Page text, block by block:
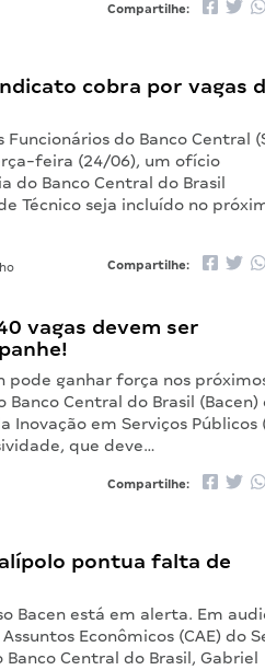
Compartilhe:
cobra por vagas
Funcionários do Banco Central
feira (24/06), um ofício
do Banco Central do Brasil
Técnico seja incluído no
Compartilhe:
vagas devem ser
pode ganhar força nos
Banco Central do Brasil (Bacen)
Inovação em Serviços Públicos
que deve…
Compartilhe:
pontua falta de
Bacen está em alerta. Em
Econômicos (CAE) do
Central do Brasil, Gabriel